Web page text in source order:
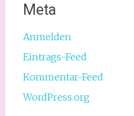
Meta
Anmelden
Eintrags-Feed
Kommentar-Feed
WordPress.org